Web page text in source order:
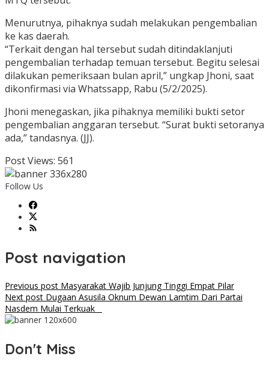
Menurutnya, pihaknya sudah melakukan pengembalian
ke kas daerah.
“Terkait dengan hal tersebut sudah ditindaklanjuti
pengembalian terhadap temuan tersebut. Begitu selesai
dilakukan pemeriksaan bulan april,” ungkap Jhoni, saat
dikonfirmasi via Whatssapp, Rabu (5/2/2025).
Jhoni menegaskan, jika pihaknya memiliki bukti setor
pengembalian anggaran tersebut. “Surat bukti setoranya
ada,” tandasnya. (JJ).
Post Views: 561
Follow Us
Post navigation
Previous post Masyarakat Wajib Junjung Tinggi Empat Pilar
Next post Dugaan Asusila Oknum Dewan Lamtim Dari Partai
Nasdem Mulai Terkuak
Don't Miss